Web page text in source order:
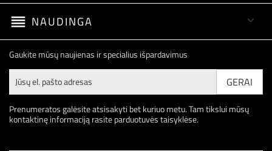
reorder NAUDINGA 
Gaukite mūsų naujienas ir specialius išpardavimus
Prenumeratos galėsite atsisakyti bet kuriuo metu. Tam tikslui mūsų
kontaktinę informaciją rasite parduotuvės taisyklėse.